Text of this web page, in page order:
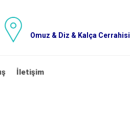
İletişim
Omuz & Diz & Kalça Cerrahisi